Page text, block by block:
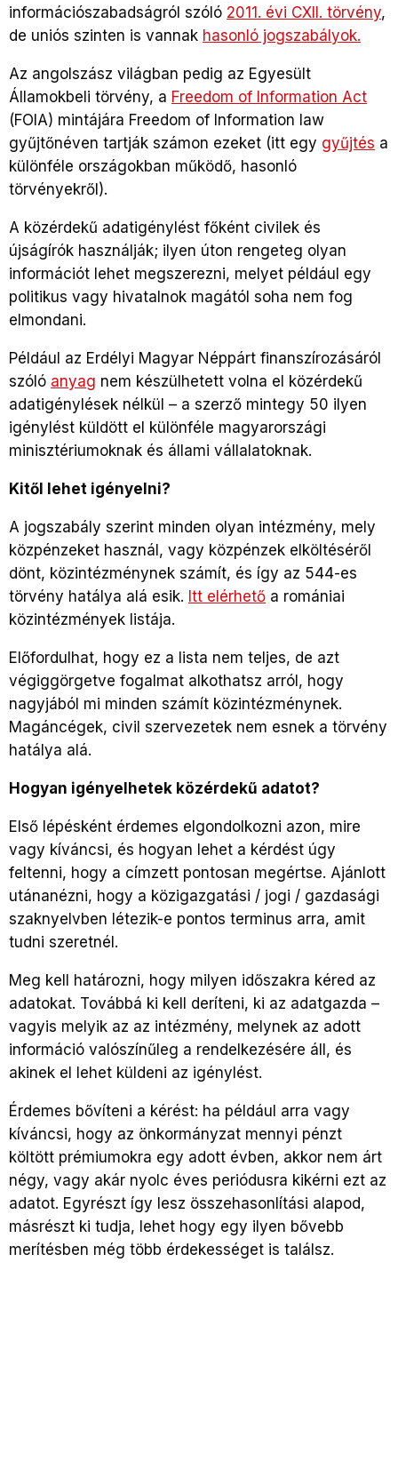
információszabadságról szóló 2011. évi CXII. törvény,
de uniós szinten is vannak hasonló jogszabályok.
Az angolszász világban pedig az Egyesült
Államokbeli törvény, a Freedom of Information Act
(FOIA) mintájára Freedom of Information law
gyűjtőnéven tartják számon ezeket (itt egy gyűjtés a
különféle országokban működő, hasonló
törvényekről).
A közérdekű adatigénylést főként civilek és
újságírók használják; ilyen úton rengeteg olyan
információt lehet megszerezni, melyet például egy
politikus vagy hivatalnok magától soha nem fog
elmondani.
Például az Erdélyi Magyar Néppárt finanszírozásáról
szóló anyag nem készülhetett volna el közérdekű
adatigénylések nélkül – a szerző mintegy 50 ilyen
igénylést küldött el különféle magyarországi
minisztériumoknak és állami vállalatoknak.
Kitől lehet igényelni?
A jogszabály szerint minden olyan intézmény, mely
közpénzeket használ, vagy közpénzek elköltéséről
dönt, közintézménynek számít, és így az 544-es
törvény hatálya alá esik. Itt elérhető a romániai
közintézmények listája.
Előfordulhat, hogy ez a lista nem teljes, de azt
végiggörgetve fogalmat alkothatsz arról, hogy
nagyjából mi minden számít közintézménynek.
Magáncégek, civil szervezetek nem esnek a törvény
hatálya alá.
Hogyan igényelhetek közérdekű adatot?
Első lépésként érdemes elgondolkozni azon, mire
vagy kíváncsi, és hogyan lehet a kérdést úgy
feltenni, hogy a címzett pontosan megértse. Ajánlott
utánanézni, hogy a közigazgatási / jogi / gazdasági
szaknyelvben létezik-e pontos terminus arra, amit
tudni szeretnél.
Meg kell határozni, hogy milyen időszakra kéred az
adatokat. Továbbá ki kell deríteni, ki az adatgazda –
vagyis melyik az az intézmény, melynek az adott
információ valószínűleg a rendelkezésére áll, és
akinek el lehet küldeni az igénylést.
Érdemes bővíteni a kérést: ha például arra vagy
kíváncsi, hogy az önkormányzat mennyi pénzt
költött prémiumokra egy adott évben, akkor nem árt
négy, vagy akár nyolc éves periódusra kikérni ezt az
adatot. Egyrészt így lesz összehasonlítási alapod,
másrészt ki tudja, lehet hogy egy ilyen bővebb
merítésben még több érdekességet is találsz.